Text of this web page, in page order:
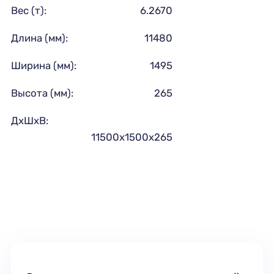
Вес (т): 6.2670
Длина (мм): 11480
Ширина (мм): 1495
Высота (мм): 265
ДхШхВ:
11500х1500х265